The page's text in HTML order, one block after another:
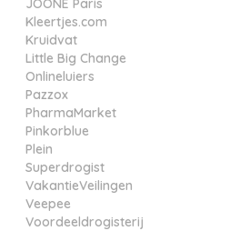
JOONE Paris
Kleertjes.com
Kruidvat
Little Big Change
Onlineluiers
Pazzox
PharmaMarket
Pinkorblue
Plein
Superdrogist
VakantieVeilingen
Veepee
Voordeeldrogisterij